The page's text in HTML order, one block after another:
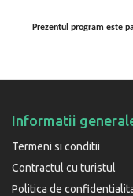
Prezentul program este
Informatii
Termeni si conditii
Contractul cu turistul
Politica de